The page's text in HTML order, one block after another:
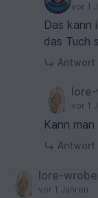
vor 1
Das kann
das Tuch
Antwort
vor 1
Kann
Antwort
lore-
vor 1 Jahren